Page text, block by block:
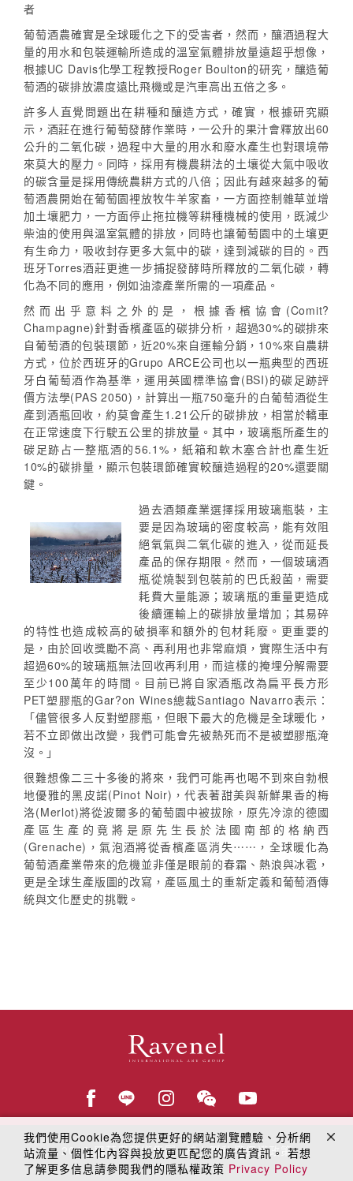
者
葡萄酒農確實是全球暖化之下的受害者，然而，釀酒過程大
量的用水和包裝運輸所造成的溫室氣體排放量遠超乎想像，
根據UC Davis化學工程教授Roger Boulton的研究，釀造葡
萄酒的碳排放濃度遠比飛機或是汽車高出五倍之多。
許多人直覺問題出在耕種和釀造方式，確實，根據研究顯
示，酒莊在進行葡萄發酵作業時，一公升的果汁會釋放出60
公升的二氧化碳，過程中大量的用水和廢水產生也對環境帶
來莫大的壓力。同時，採用有機農耕法的土壤從大氣中吸收
的碳含量是採用傳統農耕方式的八倍；因此有越來越多的葡
萄酒農開始在葡萄園裡放牧牛羊家畜，一方面控制雜草並增
加土壤肥力，一方面停止拖拉機等耕種機械的使用，既減少
柴油的使用與溫室氣體的排放，同時也讓葡萄園中的土壤更
有生命力，吸收封存更多大氣中的碳，達到減碳的目的。西
班牙Torres酒莊更進一步捕捉發酵時所釋放的二氧化碳，轉
化為不同的應用，例如油漆產業所需的一項產品。
然而出乎意料之外的是，根據香檳協會(Comit?
Champagne)針對香檳產區的碳排分析，超過30%的碳排來
自葡萄酒的包裝環節，近20%來自運輸分銷，10%來自農耕
方式，位於西班牙的Grupo ARCE公司也以一瓶典型的西班
牙白葡萄酒作為基準，運用英國標準協會(BSI)的碳足跡評
價方法學(PAS 2050)，計算出一瓶750毫升的白葡萄酒從生
產到酒瓶回收，約莫會產生1.21公斤的碳排放，相當於轎車
在正常速度下行駛五公里的排放量。其中，玻璃瓶所產生的
碳足跡占一整瓶酒的56.1%，紙箱和軟木塞合計也產生近
10%的碳排量，顯示包裝環節確實較釀造過程的20%還要關
鍵。
過去酒類產業選擇採用玻璃瓶裝，主
要是因為玻璃的密度較高，能有效阻
絕氧氣與二氧化碳的進入，從而延長
產品的保存期限。然而，一個玻璃酒
瓶從燒製到包裝前的巴氏殺菌，需要
耗費大量能源；玻璃瓶的重量更造成
後續運輸上的碳排放量增加；其易碎
的特性也造成較高的破損率和額外的包材耗廢。更重要的
是，由於回收獎勵不高、再利用也非常麻煩，實際生活中有
超過60%的玻璃瓶無法回收再利用，而這樣的掩埋分解需要
至少100萬年的時間。目前已將自家酒瓶改為扁平長方形
PET塑膠瓶的Gar?on Wines總裁Santiago Navarro表示：
「儘管很多人反對塑膠瓶，但眼下最大的危機是全球暖化，
若不立即做出改變，我們可能會先被熱死而不是被塑膠瓶淹
沒。」
很難想像二三十多後的將來，我們可能再也喝不到來自勃根
地優雅的黑皮諾(Pinot Noir)，代表著甜美與新鮮果香的梅
洛(Merlot)將從波爾多的葡萄園中被拔除，原先冷涼的德國
產區生產的竟將是原先生長於法國南部的格納西
(Grenache)，氣泡酒將從香檳產區消失⋯⋯，全球暖化為
葡萄酒產業帶來的危機並非僅是眼前的春霜、熱浪與冰雹，
更是全球生產版圖的改寫，產區風土的重新定義和葡萄酒傳
統與文化歷史的挑戰。
© 2018羅芙奧藝術集團 線上隱私權保護政策
我們使用Cookie為您提供更好的網站瀏覽體驗、分析網
站流量、個性化內容與投放更匹配您的廣告資訊。 若想
了解更多信息請參閱我們的隱私權政策 Privacy Policy